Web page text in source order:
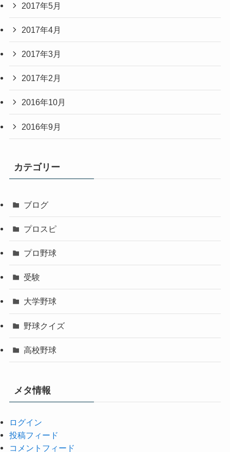
2017年5月
2017年4月
2017年3月
2017年2月
2016年10月
2016年9月
カテゴリー
ブログ
プロスピ
プロ野球
受験
大学野球
野球クイズ
高校野球
メタ情報
ログイン
投稿フィード
コメントフィード